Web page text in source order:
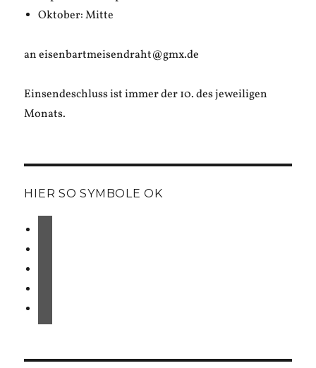
Oktober: Mitte
an eisenbartmeisendraht@gmx.de
Einsendeschluss ist immer der 10. des jeweiligen
Monats.
HIER SO SYMBOLE OK